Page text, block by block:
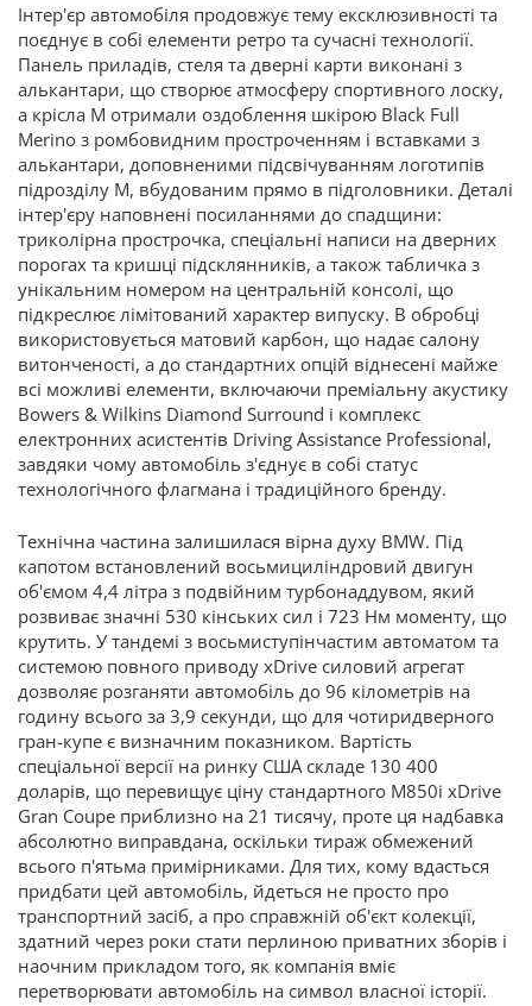
Інтер'єр автомобіля продовжує тему ексклюзивності та
поєднує в собі елементи ретро та сучасні технології.
Панель приладів, стеля та дверні карти виконані з
алькантари, що створює атмосферу спортивного лоску,
а крісла M отримали оздоблення шкірою Black Full
Merino з ромбовидним простроченням і вставками з
алькантари, доповненими підсвічуванням логотипів
підрозділу М, вбудованим прямо в підголовники. Деталі
інтер'єру наповнені посиланнями до спадщини:
триколірна прострочка, спеціальні написи на дверних
порогах та кришці підсклянників, а також табличка з
унікальним номером на центральній консолі, що
підкреслює лімітований характер випуску. В обробці
використовується матовий карбон, що надає салону
витонченості, а до стандартних опцій віднесені майже
всі можливі елементи, включаючи преміальну акустику
Bowers & Wilkins Diamond Surround і комплекс
електронних асистентів Driving Assistance Professional,
завдяки чому автомобіль з'єднує в собі статус
технологічного флагмана і традиційного бренду.
Технічна частина залишилася вірна духу BMW. Під
капотом встановлений восьмициліндровий двигун
об'ємом 4,4 літра з подвійним турбонаддувом, який
розвиває значні 530 кінських сил і 723 Нм моменту, що
крутить. У тандемі з восьмиступінчастим автоматом та
системою повного приводу xDrive силовий агрегат
дозволяє розганяти автомобіль до 96 кілометрів на
годину всього за 3,9 секунди, що для чотиридверного
гран-купе є визначним показником. Вартість
спеціальної версії на ринку США складе 130 400
доларів, що перевищує ціну стандартного M850i xDrive
Gran Coupe приблизно на 21 тисячу, проте ця надбавка
абсолютно виправдана, оскільки тираж обмежений
всього п'ятьма примірниками. Для тих, кому вдасться
придбати цей автомобіль, йдеться не просто про
транспортний засіб, а про справжній об'єкт колекції,
здатний через роки стати перлиною приватних зборів і
наочним прикладом того, як компанія вміє
перетворювати автомобіль на символ власної історії.